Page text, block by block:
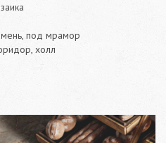
под мрамор
холл